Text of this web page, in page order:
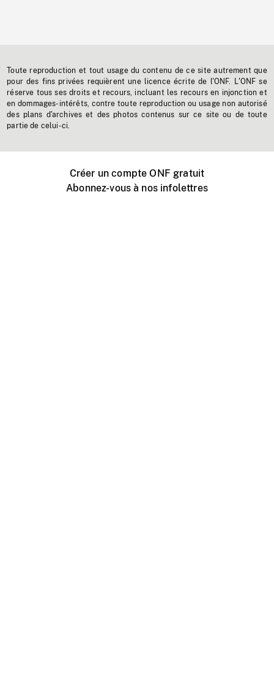
Toute reproduction et tout usage du contenu de ce site autrement que
pour des fins privées requièrent une licence écrite de l'ONF. L'ONF se
réserve tous ses droits et recours, incluant les recours en injonction et
en dommages-intérêts, contre toute reproduction ou usage non autorisé
des plans d'archives et des photos contenus sur ce site ou de toute
partie de celui-ci.
Créer un compte ONF gratuit
Abonnez-vous à nos infolettres